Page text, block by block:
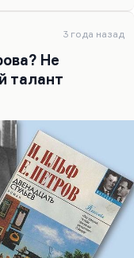
3 года назад
Не
талант